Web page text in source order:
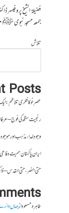
جمعہ مسجد نبوی ﷺ
تلاش
Posts
عصرِ نو کا فکری تلاطم:
رنجیت سنگھ کی فوج –
وجودِ خدا، مذہب اور
ایران پاکستان سمیت
حتی النصر ، حتی القدس –
طاہرہ مسعودازجہاں